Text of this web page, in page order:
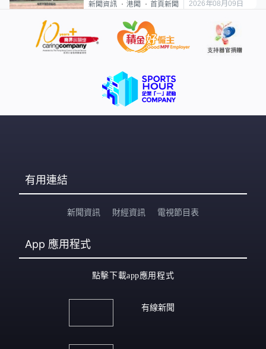
新聞資訊 港聞 首頁新聞 2026年08月09日
有用連結
新聞資訊 財經資訊 電視節目表
App 應用程式
點擊下載app應用程式
有線新聞